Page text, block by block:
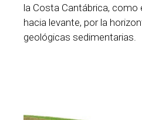
la Costa Cantábrica, como
hacia levante, por la
geológicas sedimentarias.